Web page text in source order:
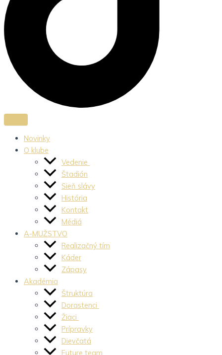
Novinky
O klube
Vedenie
Štadión
Sieň slávy
História
Kontakt
Médiá
A-MUŽSTVO
Realizačný tím
Káder
Zápasy
Akadémia
Štruktúra
Dorastenci
Žiaci
Prípravky
Dievčatá
Future team